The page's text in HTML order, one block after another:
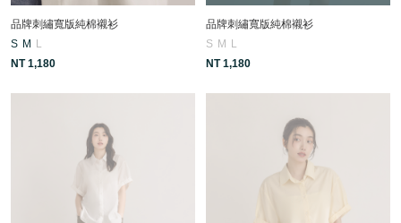
品牌刺繡寬版純棉襯衫
S M
L
NT 1,180
品牌刺繡寬版純棉襯衫
S M
L
NT 1,180